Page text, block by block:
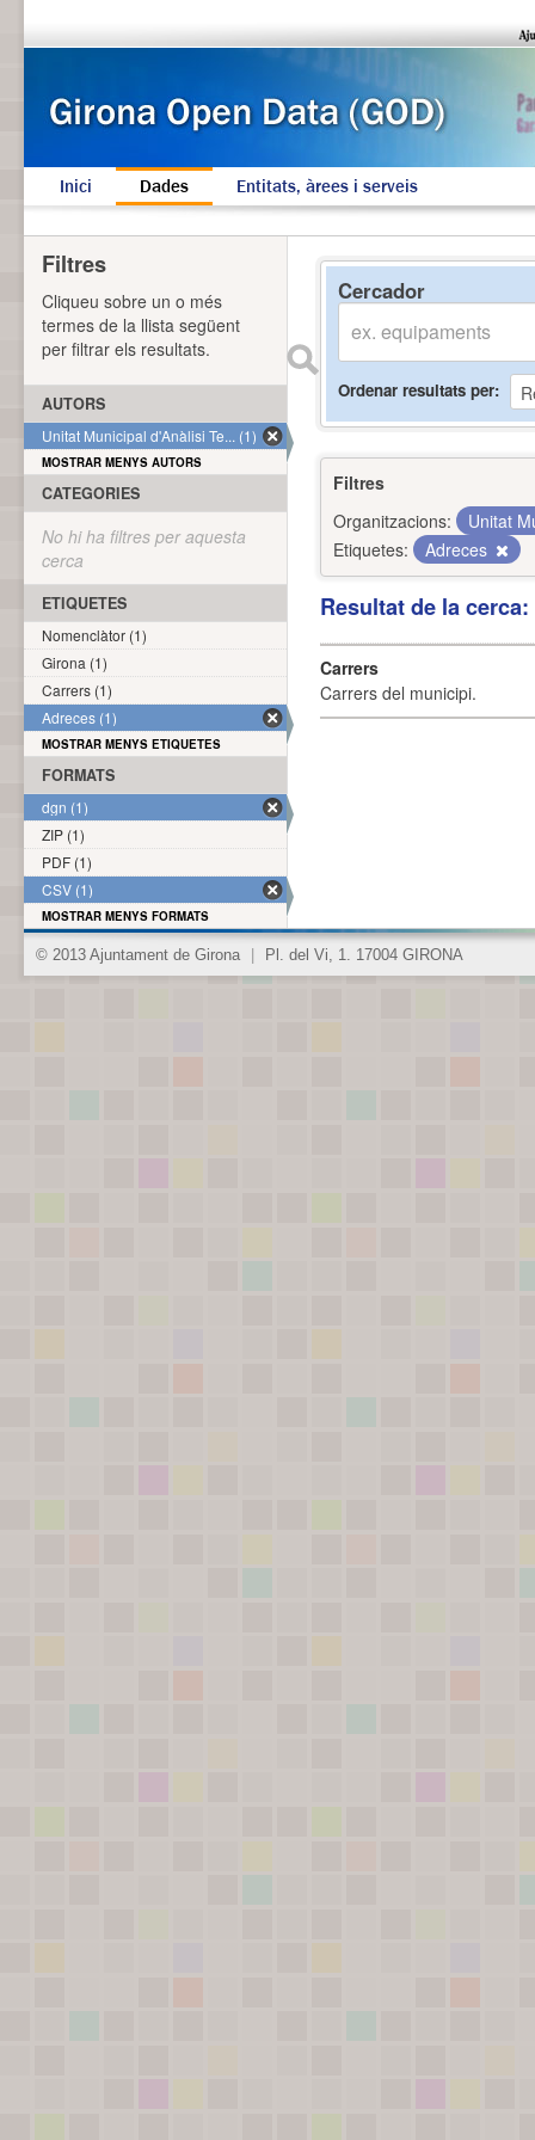
Inici Dades Entitats, àrees i serveis
Cercador
Ordenar resultats per
Filtres
Organitzacions:
Unitat
Etiquetes:
Adreces
Resultat de la
Carrers
Carrers del municipi.
Filtres
Cliqueu sobre un o més
termes de la llista següent
per filtrar els resultats.
AUTORS
Unitat Municipal d'Anàlisi Te... (1)
MOSTRAR MENYS AUTORS
CATEGORIES
No hi ha filtres per aquesta
cerca
ETIQUETES
Nomenclàtor (1)
Girona (1)
Carrers (1)
Adreces (1)
MOSTRAR MENYS ETIQUETES
FORMATS
dgn (1)
ZIP (1)
PDF (1)
CSV (1)
MOSTRAR MENYS FORMATS
© 2013 Ajuntament de Girona Pl. del Vi, 1. 17004 GIRONA